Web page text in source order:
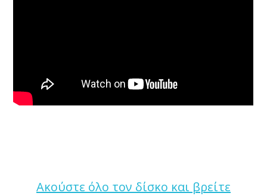
Ακούστε όλο τον δίσκο και βρείτε